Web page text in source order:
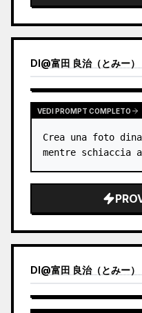
DI@富田 良治（とみー）｜現代版駄菓子
VEDI PROMPT COMPLETO
Crea una foto
mentre schiaccia
DI@富田 良治（とみー）｜現代版駄菓子